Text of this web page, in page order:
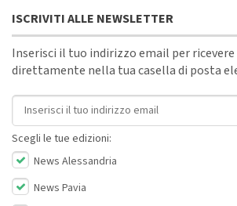
ISCRIVITI ALLE NEWSLETTER
Inserisci il tuo indirizzo email per ricevere
direttamente nella tua casella di posta
Indirizzo email
Scegli le tue edizioni:
News Alessandria
News Pavia